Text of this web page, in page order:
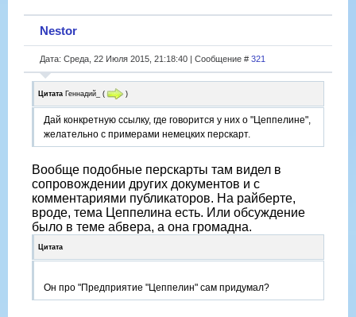
Nestor
Дата: Среда, 22 Июля 2015, 21:18:40 | Сообщение # 321
Цитата Геннадий_ ( )
Дай конкретную ссылку, где говорится у них о "Цеппелине",
желательно с примерами немецких перскарт.
Вообще подобные перскарты там видел в
сопровождении других документов и с
комментариями публикаторов. На райберте,
вроде, тема Цеппелина есть. Или обсуждение
было в теме абвера, а она громадна.
Цитата
Он про "Предприятие "Цеппелин" сам придумал?